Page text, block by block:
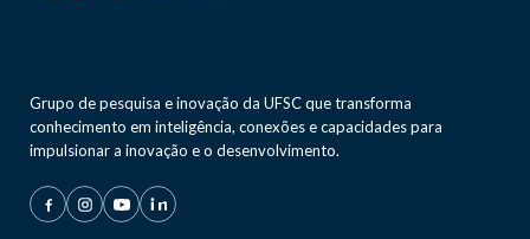
Grupo de pesquisa e inovação da UFSC que transforma
conhecimento em inteligência, conexões e capacidades para
impulsionar a inovação e o desenvolvimento.